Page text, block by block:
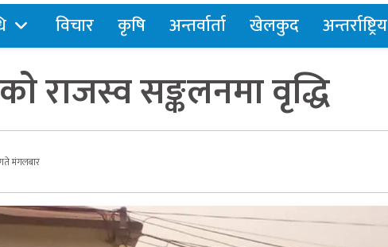
विचार कृषि अन्तर्वार्ता खेलकुद अन्तर्राष्ट्रिय
राजस्व सङ्कलनमा वृद्धि
मंगलबार